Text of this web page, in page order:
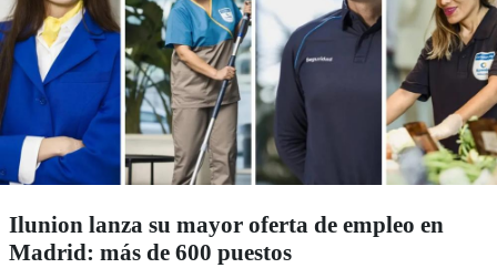
Ilunion lanza su mayor oferta de empleo en
Madrid: más de 600 puestos